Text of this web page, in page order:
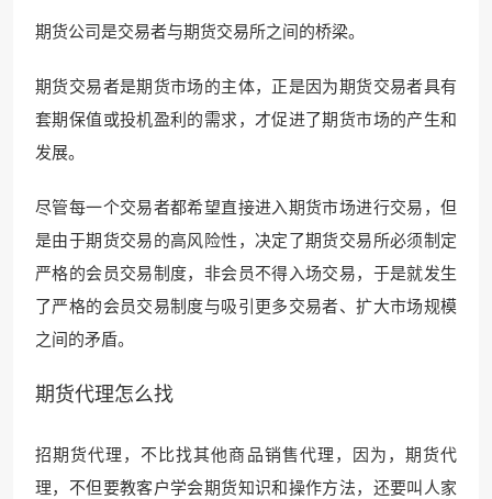
期货公司是交易者与期货交易所之间的桥梁。
期货交易者是期货市场的主体，正是因为期货交易者具有
套期保值或投机盈利的需求，才促进了期货市场的产生和
发展。
尽管每一个交易者都希望直接进入期货市场进行交易，但
是由于期货交易的高风险性，决定了期货交易所必须制定
严格的会员交易制度，非会员不得入场交易，于是就发生
了严格的会员交易制度与吸引更多交易者、扩大市场规模
之间的矛盾。
期货代理怎么找
招期货代理，不比找其他商品销售代理，因为，期货代
理，不但要教客户学会期货知识和操作方法，还要叫人家